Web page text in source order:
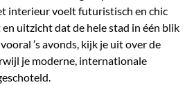
interieur voelt futuristisch en chic
uitzicht dat de hele stad in één blik
’s avonds, kijk je uit over de
je moderne, internationale